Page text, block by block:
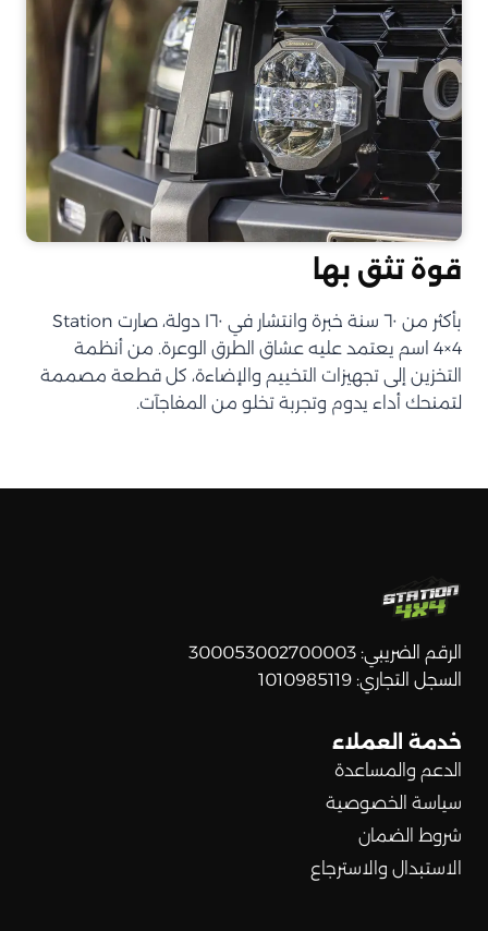
قوة تثق بها
بأكثر من ٦٠ سنة خبرة وانتشار في ١٦٠ دولة، صارت Station
4×4 اسم يعتمد عليه عشاق الطرق الوعرة. من أنظمة
التخزين إلى تجهيزات التخييم والإضاءة، كل قطعة مصممة
لتمنحك أداء يدوم وتجربة تخلو من المفاجآت.
الرقم الضريبي: 300053002700003
السجل التجاري: 1010985119
خدمة العملاء
الدعم والمساعدة
سياسة الخصوصية
شروط الضمان
الاستبدال والاسترجاع